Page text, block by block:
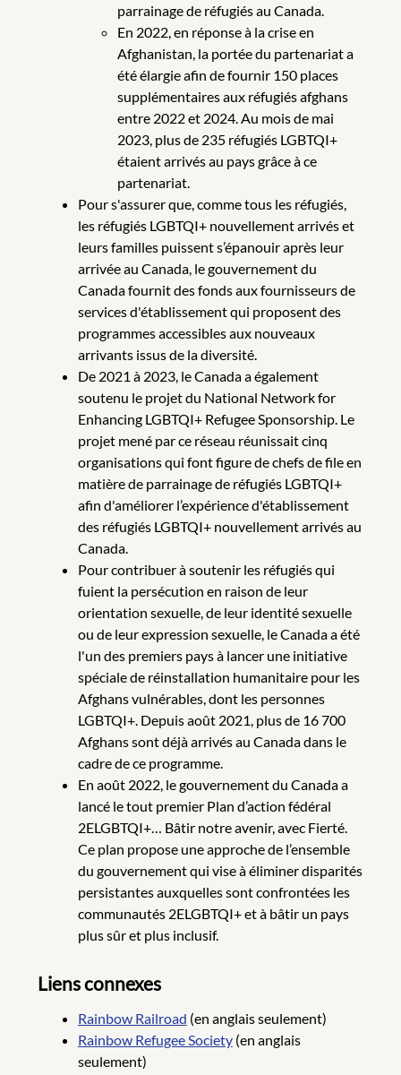
parrainage de réfugiés au Canada.
En 2022, en réponse à la crise en
Afghanistan, la portée du partenariat a
été élargie afin de fournir 150 places
supplémentaires aux réfugiés afghans
entre 2022 et 2024. Au mois de mai
2023, plus de 235 réfugiés LGBTQI+
étaient arrivés au pays grâce à ce
partenariat.
Pour s'assurer que, comme tous les réfugiés,
les réfugiés LGBTQI+ nouvellement arrivés et
leurs familles puissent s’épanouir après leur
arrivée au Canada, le gouvernement du
Canada fournit des fonds aux fournisseurs de
services d'établissement qui proposent des
programmes accessibles aux nouveaux
arrivants issus de la diversité.
De 2021 à 2023, le Canada a également
soutenu le projet du National Network for
Enhancing LGBTQI+ Refugee Sponsorship. Le
projet mené par ce réseau réunissait cinq
organisations qui font figure de chefs de file en
matière de parrainage de réfugiés LGBTQI+
afin d'améliorer l’expérience d'établissement
des réfugiés LGBTQI+ nouvellement arrivés au
Canada.
Pour contribuer à soutenir les réfugiés qui
fuient la persécution en raison de leur
orientation sexuelle, de leur identité sexuelle
ou de leur expression sexuelle, le Canada a été
l'un des premiers pays à lancer une initiative
spéciale de réinstallation humanitaire pour les
Afghans vulnérables, dont les personnes
LGBTQI+. Depuis août 2021, plus de 16 700
Afghans sont déjà arrivés au Canada dans le
cadre de ce programme.
En août 2022, le gouvernement du Canada a
lancé le tout premier Plan d’action fédéral
2ELGBTQI+… Bâtir notre avenir, avec Fierté.
Ce plan propose une approche de l’ensemble
du gouvernement qui vise à éliminer disparités
persistantes auxquelles sont confrontées les
communautés 2ELGBTQI+ et à bâtir un pays
plus sûr et plus inclusif.
Liens connexes
Rainbow Railroad (en anglais seulement)
Rainbow Refugee Society(en anglais
seulement)